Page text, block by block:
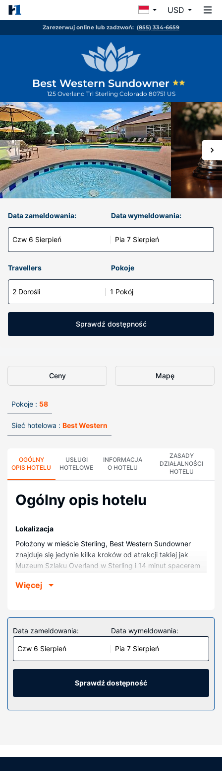
USD
Zarezerwuj online lub zadzwoń: (855) 334-6659
Best Western Sundowner
125 Overland Trl Sterling Colorado 80751 US
Data zameldowania:
Czw 6 Sierpień
Data wymeldowania:
Pia 7 Sierpień
Travellers Pokoje
2 Dorośli 1 Pokój
Sprawdź dostępność
Ceny Mapę
Pokoje : 58
Sieć hotelowa : Best Western
OGÓLNY
OPIS HOTELU
USŁUGI
HOTELOWE
INFORMACJA
O HOTELU
ZASADY
DZIAŁALNOŚCI
HOTELU
Ogólny opis hotelu
Lokalizacja
Położony w mieście Sterling, Best Western Sundowner
znajduje się jedynie kilka kroków od atrakcji takiej jak
Muzeum Szlaku Overland w Sterling i 14 minut spacerem
znajduje się 3,3 km od atrakcji takiej jak Park Propst i 3,7
Poczuj się jak w domu w 58 klimatyzowanych pokojach,
których wyposażenie to lodówka i kuchenka mikrofalowa.
Bezpłatny bezprzewodowy dostęp do internetu zapewni
łączność ze światem, a telewizja kablowa — rozrywkę.
Prywatna łazienka — wyposażenie: wanny lub prysznice,
prysznic z deszczownicą i bezpłatne przybory toaletowe.
oraz centrum fitness. Ten hotel oferuje takie udogodnienia
Więcej
Data zameldowania:
Czw 6 Sierpień
Data wymeldowania:
Pia 7 Sierpień
Sprawdź dostępność